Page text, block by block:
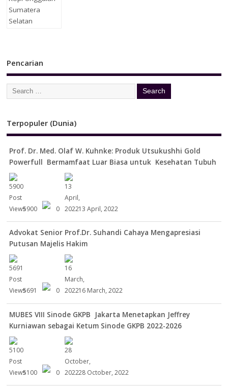
Pencarian
Terpopuler (Dunia)
Prof. Dr. Med. Olaf W. Kuhnke: Produk Utsukushhi Gold
Powerfull Bermamfaat Luar Biasa untuk Kesehatan Tubuh
5900 0 13 April, 2022
Advokat Senior Prof.Dr. Suhandi Cahaya Mengapresiasi
Putusan Majelis Hakim
5691 0 16 March, 2022
MUBES VIII Sinode GKPB Jakarta Menetapkan Jeffrey
Kurniawan sebagai Ketum Sinode GKPB 2022-2026
5100 0 28 October, 2022